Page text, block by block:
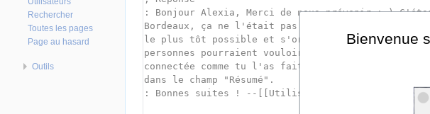
Rechercher
Toutes les pages
Page au hasard
Outils
Bienvenue